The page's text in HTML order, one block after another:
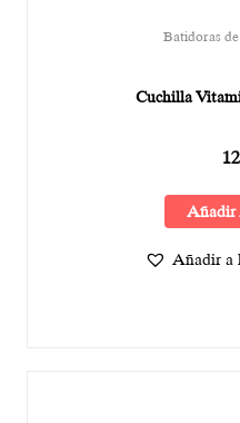
Batidoras de
Cuchilla
Añadir
Añadir a